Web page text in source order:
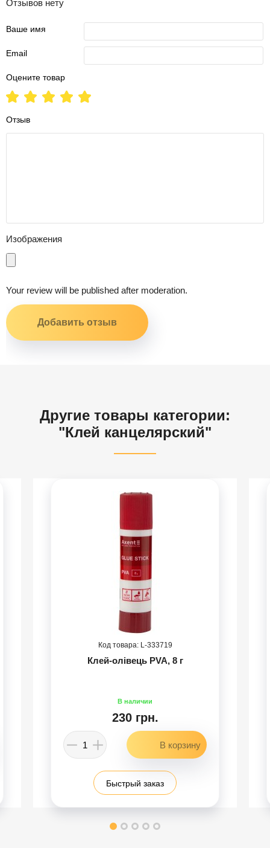
Отзывов нету
Ваше имя
Email
Оцените товар
Отзыв
Изображения
Your review will be published after moderation.
Другие товары категории:
"Клей канцелярский"
333719
Клей-олівець PVA, 8 г
230 грн.
Быстрый заказ